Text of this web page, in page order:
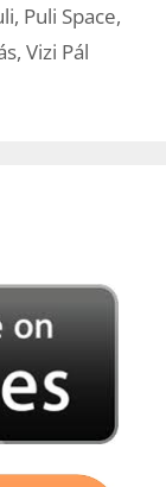
, Puli Space,
, Vizi Pál